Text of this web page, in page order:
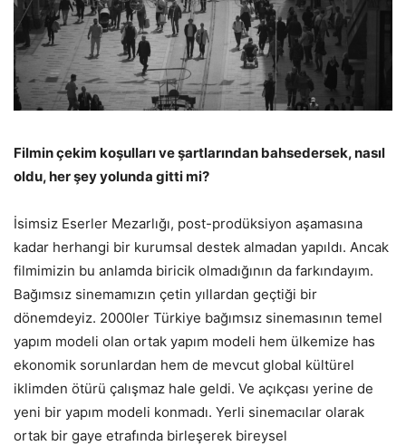
Filmin çekim koşulları ve şartlarından bahsedersek, nasıl
oldu, her şey yolunda gitti mi?
İsimsiz Eserler Mezarlığı, post-prodüksiyon aşamasına
kadar herhangi bir kurumsal destek almadan yapıldı. Ancak
filmimizin bu anlamda biricik olmadığının da farkındayım.
Bağımsız sinemamızın çetin yıllardan geçtiği bir
dönemdeyiz. 2000ler Türkiye bağımsız sinemasının temel
yapım modeli olan ortak yapım modeli hem ülkemize has
ekonomik sorunlardan hem de mevcut global kültürel
iklimden ötürü çalışmaz hale geldi. Ve açıkçası yerine de
yeni bir yapım modeli konmadı. Yerli sinemacılar olarak
ortak bir gaye etrafında birleşerek bireysel